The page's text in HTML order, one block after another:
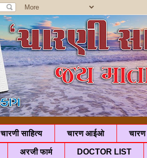
चारणी साहित्य चारण आईओ चारण
अरजी फार्म DOCTOR LIST